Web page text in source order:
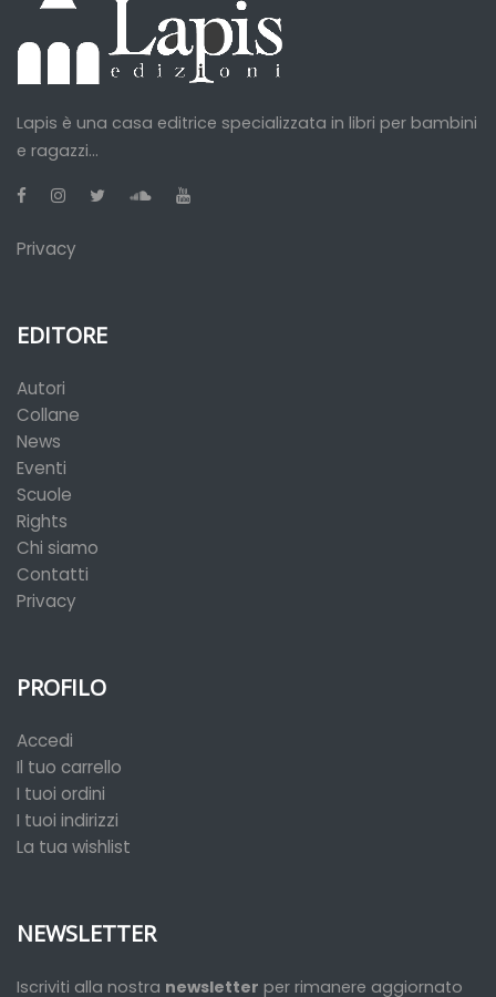
Lapis è una casa editrice specializzata in libri per bambini
e ragazzi...
Privacy
EDITORE
Autori
Collane
News
Eventi
Scuole
Rights
Chi siamo
Contatti
Privacy
PROFILO
Accedi
Il tuo carrello
I tuoi ordini
I tuoi indirizzi
La tua wishlist
NEWSLETTER
Iscriviti alla nostra newsletter per rimanere aggiornato